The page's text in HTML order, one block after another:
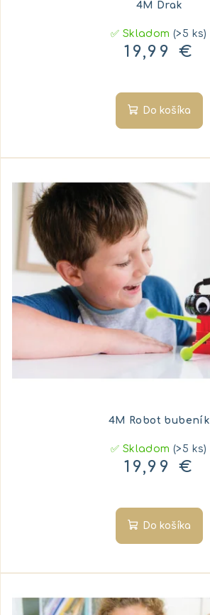
4M Drak
✅ Skladom(>5 ks)
19,99 €
Do košíka
4M Robot bubeník
✅ Skladom(>5 ks)
19,99 €
Do košíka